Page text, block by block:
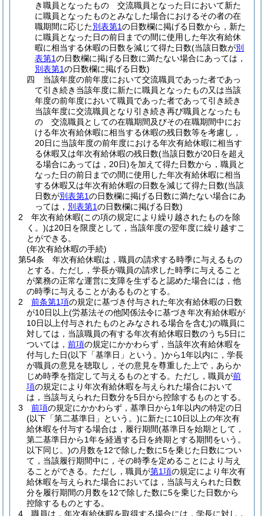
き職員となったもの 交流職員となった日において新た
に職員となったものとみなした場合におけるその者の在
職期間に応じた別表第1の日数欄に掲げる日数から，新た
に職員となった日の前日までの間に使用した年次有給休
暇に相当する休暇の日数を減じて得た日数(当該日数が別
表第1の日数欄に掲げる日数に満たない場合にあっては，
別表第1の日数欄に掲げる日数)
四
当該年度の前年度において交流職員であった者であっ
て引き続き当該年度に新たに職員となったもの又は当該
年度の前年度において職員であった者であって引き続き
当該年度に交流職員となり引き続き再び職員となったも
の 交流職員としての在職期間及びその在職期間中にお
ける年次有給休暇に相当する休暇の残日数等を考慮し，
20日に当該年度の前年度における年次有給休暇に相当す
る休暇又は年次有給休暇の残日数(当該日数が20日を超え
る場合にあっては，20日)を加えて得た日数から，職員と
なった日の前日までの間に使用した年次有給休暇に相当
する休暇又は年次有給休暇の日数を減じて得た日数(当該
日数が別表第1の日数欄に掲げる日数に満たない場合にあ
っては， 別表第1の日数欄に掲げる日数)
2
年次有給休暇(この項の規定により繰り越されたものを除
く。)は20日を限度として，当該年度の翌年度に繰り越すこ
とができる。
(年次有給休暇の手続)
第54条
年次有給休暇は，職員の請求する時季に与えるもの
とする。 ただし，学長が職員の請求した時季に与えること
が業務の正常な運営に支障を生ずると認めた場合には，他
の時季に与えることがあるものとする。
2
前条第1項の規定に基づき付与された年次有給休暇の日数
が10日以上(労基法その他関係法令に基づき年次有給休暇が
10日以上付与されたものとみなされる場合を含む)の職員に
対しては，当該職員の有する年次有給休暇日数のうち5日に
ついては， 前項の規定にかかわらず，当該年次有給休暇を
付与した日(以下「基準日」という。)から1年以内に，学長
が職員の意見を聴取し，その意見を尊重した上で，あらか
じめ時季を指定して与えるものとする。 ただし，職員が前
項の規定により年次有給休暇を与えられた場合において
は，当該与えられた日数分を5日から控除するものとする。
3
前項の規定にかかわらず，基準日から1年以内の特定の日
(以下「第二基準日」という。)に新たに10日以上の年次有
給休暇を付与する場合は，履行期間(基準日を始期として，
第二基準日から1年を経過する日を終期とする期間をいう。
以下同じ。)の月数を12で除した数に5を乗じた日数につい
て，当該履行期間中に，その時季を定めることにより与え
ることができる。 ただし，職員が第1項の規定により年次有
給休暇を与えられた場合においては，当該与えられた日数
分を履行期間の月数を12で除した数に5を乗じた日数から
控除するものとする。
4
職員は，年次有給休暇を取得する場合には，学長に対し，